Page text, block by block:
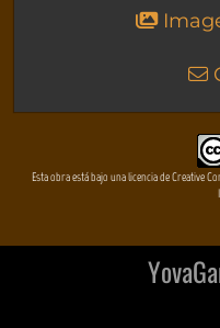
Esta obra está bajo una licencia de Creative